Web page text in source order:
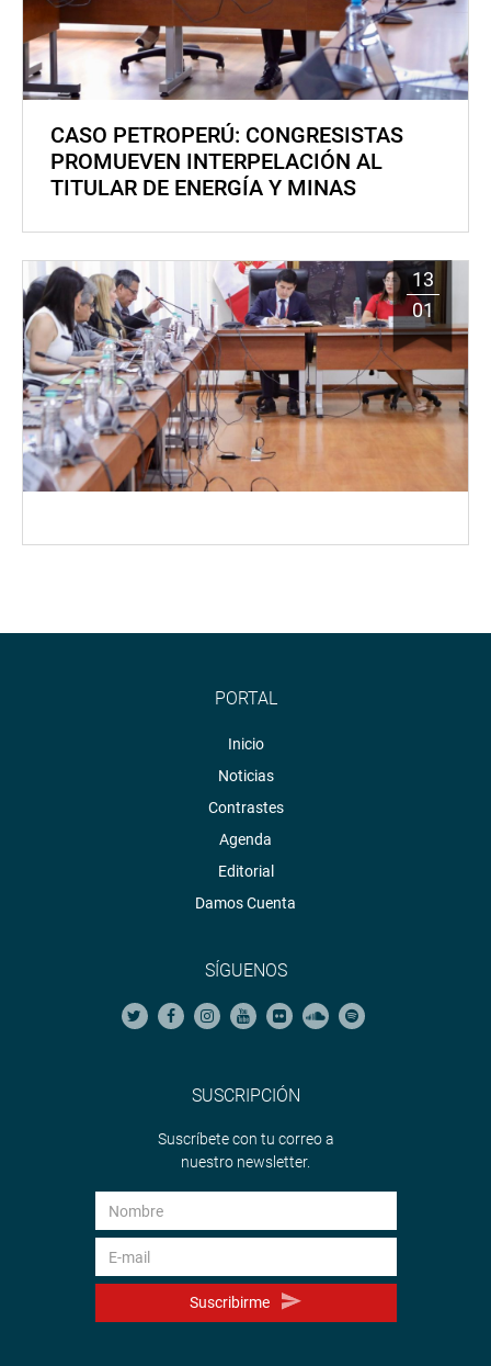
CASO PETROPERÚ: CONGRESISTAS
PROMUEVEN INTERPELACIÓN AL
TITULAR DE ENERGÍA Y MINAS
13
01
PORTAL
Inicio
Noticias
Contrastes
Agenda
Editorial
Damos Cuenta
SÍGUENOS
SUSCRIPCIÓN
Suscríbete con tu correo a
nuestro newsletter.
Suscribirme